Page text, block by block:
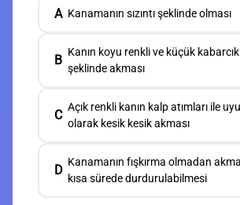
A Kanamanın sızıntı şeklinde olması
B
Kanın koyu renkli ve küçük
şeklinde akması
C
Açık renkli kanın kalp atımları ile
olarak kesik kesik akması
D
Kanamanın fışkırma olmadan
kısa sürede durdurulabilmesi